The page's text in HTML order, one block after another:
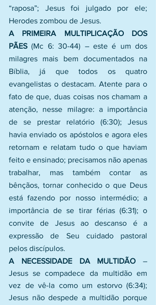
“raposa”; Jesus foi julgado por ele;
Herodes zombou de Jesus.
A PRIMEIRA MULTIPLICAÇÃO DOS
PÃES (Mc 6: 30-44) – este é um dos
milagres mais bem documentados na
Bíblia, já que todos os quatro
evangelistas o destacam. Atente para o
fato de que, duas coisas nos chamam a
atenção, nesse milagre: a importância
de se prestar relatório (6:30); Jesus
havia enviado os apóstolos e agora eles
retornam e relatam tudo o que haviam
feito e ensinado; precisamos não apenas
trabalhar, mas também contar as
bênçãos, tornar conhecido o que Deus
está fazendo por nosso intermédio; a
importância de se tirar férias (6:31); o
convite de Jesus ao descanso é a
expressão de Seu cuidado pastoral
pelos discípulos.
A NECESSIDADE DA MULTIDÃO –
Jesus se compadece da multidão em
vez de vê-la como um estorvo (6:34);
Jesus não despede a multidão porque